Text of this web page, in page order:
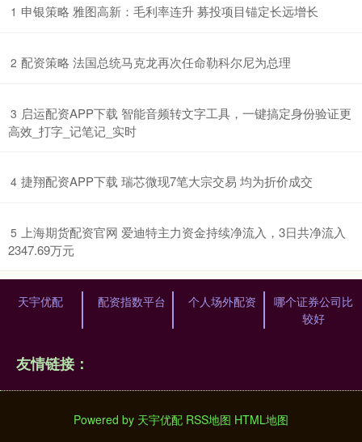
1 ​申银策略 雅图高新：毛利率连升 募投项目锚定长远增长
2 ​配资策略 法国总统马克龙再次任命勒科尔尼为总理
3 ​启运配资APP下载 智能音频转文字工具，一键搞定身份验证更
高效_打字_记笔记_实时
4 ​捷翔配资APP下载 瑞芯微现7笔大宗交易 均为折价成交
5 ​上海期货配资官网 爱迪特主力资金持续净流入，3日共净流入
2347.69万元
天宇优配 配资指数平台 个人场外配资
哪个证券公司比
较好
友情链接：
Powered by 天宇优配 RSS地图 HTML地图